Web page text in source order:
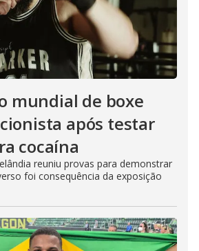
mundial de boxe
após testar
cocaína
reuniu provas para demonstrar
foi consequência da exposição